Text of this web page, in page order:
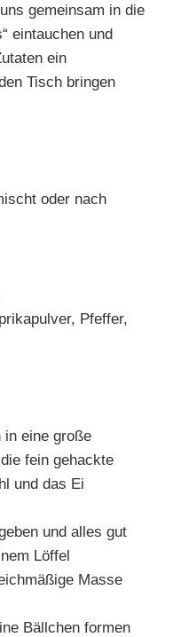
gemeinsam in die
eintauchen und
ein
Tisch bringen
oder nach
Pfeffer,
eine große
fein gehackte
und das Ei
und alles gut
Löffel
Masse
Bällchen formen